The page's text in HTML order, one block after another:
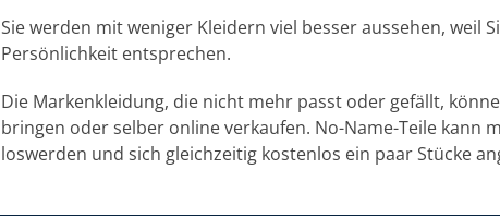
Sie werden mit weniger Kleidern viel besser aussehen, weil
Persönlichkeit entsprechen.
Die Markenkleidung, die nicht mehr passt oder gefällt,
bringen oder selber online verkaufen. No-Name-Teile kann
loswerden und sich gleichzeitig kostenlos ein paar Stücke